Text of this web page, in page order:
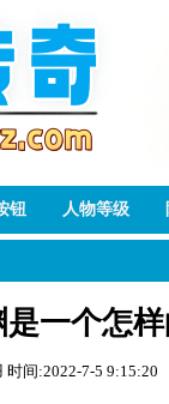
钮 人物等级
一个怎
时间:2022-7-5 9:15:20